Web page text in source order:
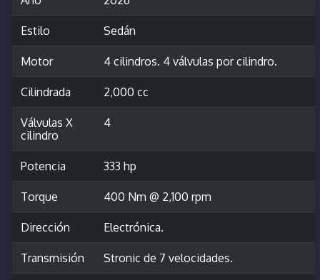
Estilo Sedán
Motor 4 cilindros. 4 válvulas por cilindro.
Cilindrada 2,000 cc
Válvulas X
cilindro
4
Potencia 333 hp
Torque 400 Nm @ 2,100 rpm
Dirección Electrónica.
Transmisión Stronic de 7 velocidades.